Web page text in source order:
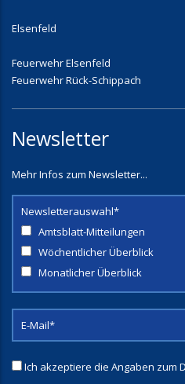
Elsenfeld
Feuerwehr Elsenfeld
Feuerwehr Rück-Schippach
Newsletter
Mehr Infos zum Newsletter...
Newsletterauswahl*
Amtsblatt-Mitteilungen
Wöchentlicher Überblick
Monatlicher Überblick
Ich akzeptiere die Angaben zum